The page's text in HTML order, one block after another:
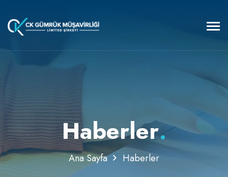
Haberler.
Ana Sayfa Haberler